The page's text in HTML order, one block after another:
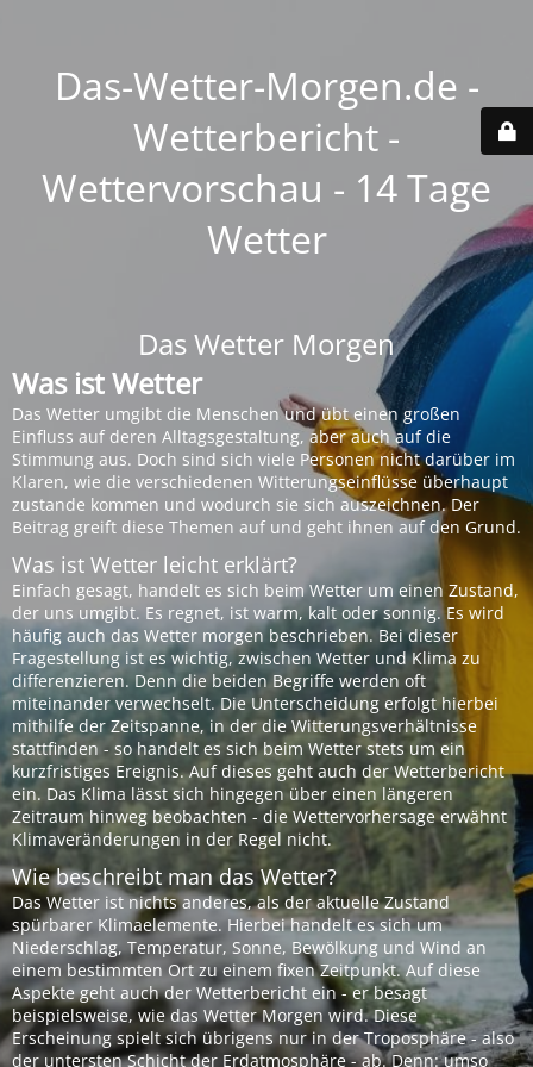
Das-Wetter-Morgen.de -
Wetterbericht -
Wettervorschau - 14 Tage
Wetter
Das Wetter Morgen
Was ist Wetter
Das Wetter umgibt die Menschen und übt einen großen
Einfluss auf deren Alltagsgestaltung, aber auch auf die
Stimmung aus. Doch sind sich viele Personen nicht darüber im
Klaren, wie die verschiedenen Witterungseinflüsse überhaupt
zustande kommen und wodurch sie sich auszeichnen. Der
Beitrag greift diese Themen auf und geht ihnen auf den Grund.
Was ist Wetter leicht erklärt?
Einfach gesagt, handelt es sich beim Wetter um einen Zustand,
der uns umgibt. Es regnet, ist warm, kalt oder sonnig. Es wird
häufig auch das Wetter morgen beschrieben. Bei dieser
Fragestellung ist es wichtig, zwischen Wetter und Klima zu
differenzieren. Denn die beiden Begriffe werden oft
miteinander verwechselt. Die Unterscheidung erfolgt hierbei
mithilfe der Zeitspanne, in der die Witterungsverhältnisse
stattfinden - so handelt es sich beim Wetter stets um ein
kurzfristiges Ereignis. Auf dieses geht auch der Wetterbericht
ein. Das Klima lässt sich hingegen über einen längeren
Zeitraum hinweg beobachten - die Wettervorhersage erwähnt
Klimaveränderungen in der Regel nicht.
Wie beschreibt man das Wetter?
Das Wetter ist nichts anderes, als der aktuelle Zustand
spürbarer Klimaelemente. Hierbei handelt es sich um
Niederschlag, Temperatur, Sonne, Bewölkung und Wind an
einem bestimmten Ort zu einem fixen Zeitpunkt. Auf diese
Aspekte geht auch der Wetterbericht ein - er besagt
beispielsweise, wie das Wetter Morgen wird. Diese
Erscheinung spielt sich übrigens nur in der Troposphäre - also
der untersten Schicht der Erdatmosphäre - ab. Denn: umso